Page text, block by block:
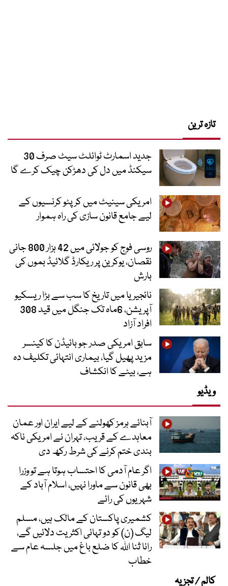
تازہ ترین
جدید اسمارٹ ٹوائلٹ سیٹ صرف 30
سیکنڈ میں دل کی دھڑکن چیک کرے گا
امریکی سینیٹ میں کرپٹو کرنسیوں کے
لیے جامع قانون سازی کی راہ ہموار
روسی فوج کو جولائی میں 42 ہزار 800 جانی
نقصان، یوکرین پر ریکارڈ گلائیڈ بموں کی
بارش
نائجیریا میں تاریخ کا سب سے بڑا ریسکیو
آپریشن، 6ماہ تک جنگل میں قید 308
افراد آزاد
سابق امریکی صدر جو بائیڈن کا کینسر
مزید پھیل گیا، بیماری انتہائی تکلیف دہ
ہے، بیٹے کا انکشاف
ویڈیو
آبنائے ہرمز کھولنے کے لیے ایران اور عمان
معاہدے کے قریب، تہران نے امریکی ناکہ
بندی ختم کرنے کی شرط رکھ دی
اگر عام آدمی کا احتساب ہوتا ہے تو وزرا
بھی قانون سے ماورا نہیں، اسلام آباد کے
شہریوں کی رائے
کشمیری پاکستان کے مالک ہیں، مسلم
لیگ (ن) کو دو تہائی اکثریت دلائیں گے،
رانا ثنا اللہ کا ضلع باغ میں جلسہ عام سے
خطاب
کالم / تجزیہ